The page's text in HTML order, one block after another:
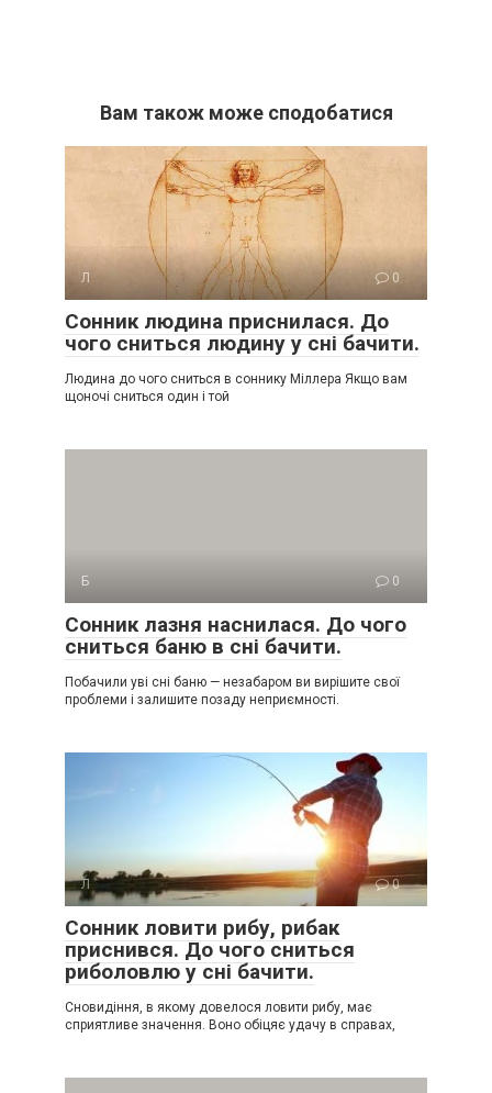
Вам також може сподобатися
Л 0
Сонник людина приснилася. До
чого сниться людину у сні бачити.
Людина до чого сниться в соннику Міллера Якщо вам
щоночі сниться один і той
Б 0
Сонник лазня наснилася. До чого
сниться баню в сні бачити.
Побачили уві сні баню — незабаром ви вирішите свої
проблеми і залишите позаду неприємності.
Л 0
Сонник ловити рибу, рибак
приснився. До чого сниться
риболовлю у сні бачити.
Сновидіння, в якому довелося ловити рибу, має
сприятливе значення. Воно обіцяє удачу в справах,